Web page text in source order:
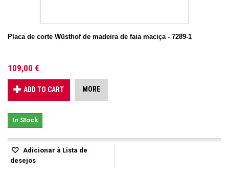
Placa de corte Wüsthof de madeira de faia maciça - 7289-1
109,00 €
ADD TO CART MORE
In Stock
Adicionar à Lista de
desejos